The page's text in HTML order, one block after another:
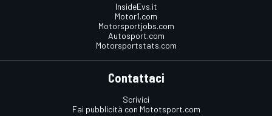
InsideEvs.it
Motor1.com
Motorsportjobs.com
Autosport.com
Motorsportstats.com
Contattaci
Scrivici
Fai pubblicità con Mototsport.com